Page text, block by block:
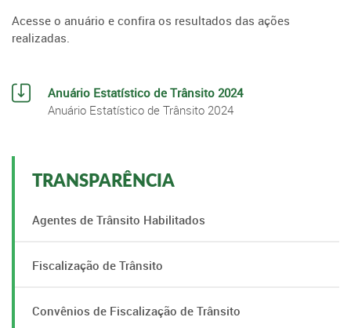
Acesse o anuário e confira os resultados das ações
realizadas.
Anuário Estatístico de Trânsito 2024
Anuário Estatístico de Trânsito 2024
TRANSPARÊNCIA
Agentes de Trânsito Habilitados
Fiscalização de Trânsito
Convênios de Fiscalização de Trânsito